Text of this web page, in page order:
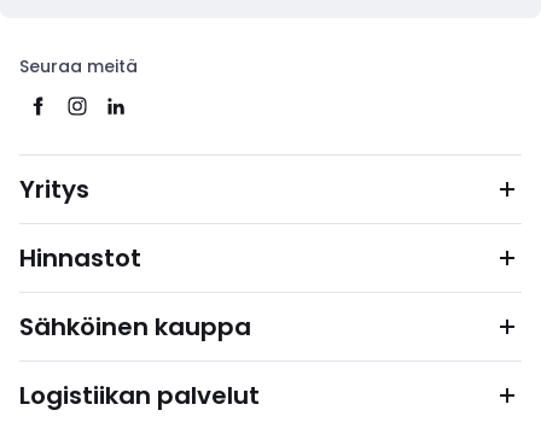
Seuraa meitä
Yritys
Hinnastot
Sähköinen kauppa
Logistiikan palvelut